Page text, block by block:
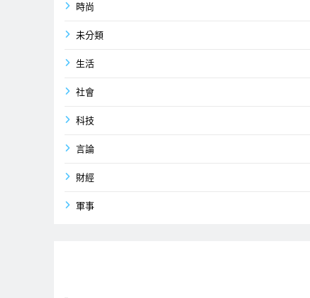
時尚
未分類
生活
社會
科技
言論
財經
軍事